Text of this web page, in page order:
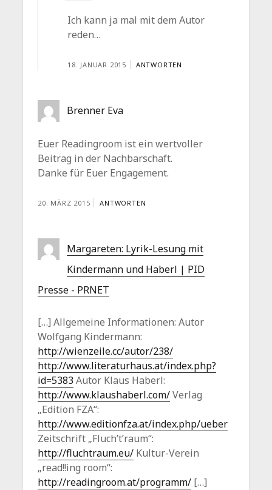
Ich kann ja mal mit dem Autor
reden…
18. JANUAR 2015 ANTWORTEN
Brenner Eva
Euer Readingroom ist ein wertvoller
Beitrag in der Nachbarschaft.
Danke für Euer Engagement.
20. MÄRZ 2015 ANTWORTEN
Margareten: Lyrik-Lesung mit
Kindermann und Haberl | PID
Presse - PRNET
[…] Allgemeine Informationen: Autor
Wolfgang Kindermann:
http://wienzeile.cc/autor/238/
http://www.literaturhaus.at/index.php?
id=5383 Autor Klaus Haberl:
http://www.klaushaberl.com/Verlag
„Edition FZA“:
http://www.editionfza.at/index.php/ueber
Zeitschrift „Fluch’t’raum“:
http://fluchtraum.eu/ Kultur-Verein
„read!!ing room“:
http://readingroom.at/programm/ […]